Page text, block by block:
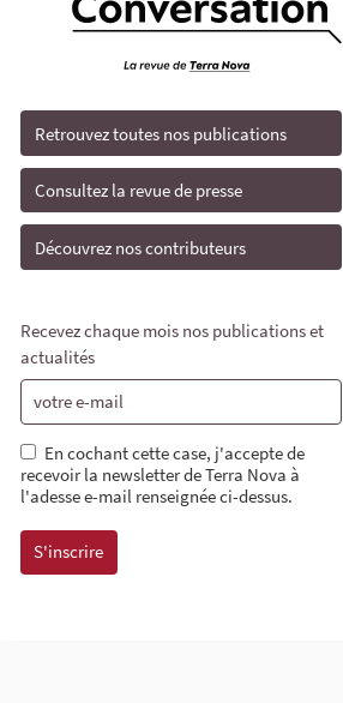
Retrouvez toutes nos publications
Consultez la revue de presse
Découvrez nos contributeurs
Recevez chaque mois nos publications et
actualités
En cochant cette case, j'accepte de
recevoir la newsletter de Terra Nova à
l'adesse e-mail renseignée ci-dessus.